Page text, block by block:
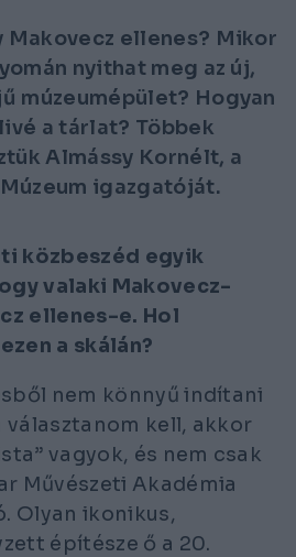
Makovecz ellenes? Mikor
nyithat meg az új,
múzeumépület? Hogyan
a tárlat? Többek
Almássy Kornélt, a
igazgatóját.
közbeszéd egyik
valaki Makovecz-
ellenes-e. Hol
a skálán?
nem könnyű indítani
választanom kell, akkor
vagyok, és nem csak
Művészeti Akadémia
Olyan ikonikus,
építésze ő a 20.